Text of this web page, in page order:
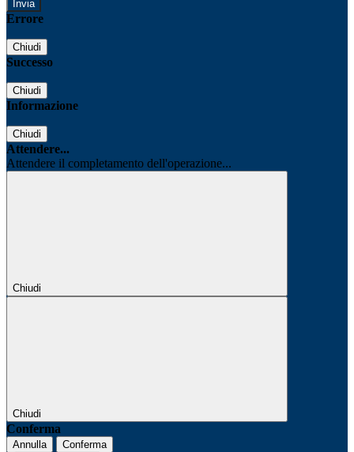
Errore
Chiudi
Successo
Chiudi
Informazione
Chiudi
Attendere...
Attendere il completamento dell'operazione...
Chiudi
Chiudi
Conferma
Annulla Conferma